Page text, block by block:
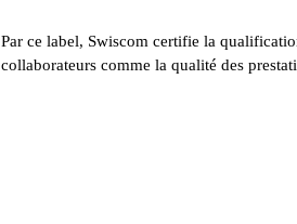
Par ce label, Swiscom certifie la
collaborateurs comme la qualité des